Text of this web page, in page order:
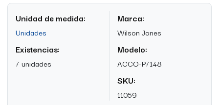
Unidad de medida:
Unidades
Existencias:
7 unidades
Marca:
Wilson Jones
Modelo:
ACCO-P7148
SKU:
11059